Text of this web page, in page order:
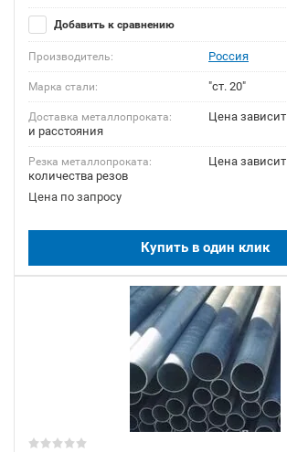
Добавить к сравнению
Производитель: Россия
Марка стали: "ст. 20"
Доставка металлопроката:
Цена
и расстояния
Резка металлопроката:
Цена зависит
количества резов
Цена по запросу
Купить в один клик